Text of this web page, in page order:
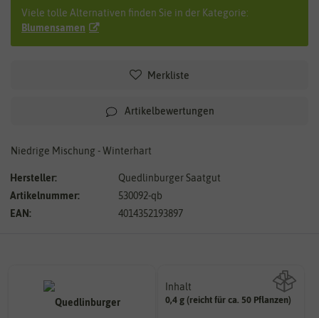
Viele tolle Alternativen finden Sie in der Kategorie:
Blumensamen
Merkliste
Artikelbewertungen
Niedrige Mischung - Winterhart
Hersteller:
Quedlinburger Saatgut
Artikelnummer:
530092-qb
EAN:
4014352193897
Inhalt
0,4 g (reicht für ca. 50 Pflanzen)
Wie viel ist enthalten